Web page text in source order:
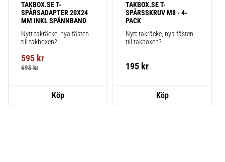
TAKBOX.SE T-
SPÅRSADAPTER 20X24
MM INKL SPÄNNBAND
Nytt takräcke, nya fästen
till takboxen?
595 kr
695kr
TAKBOX.SE T-
SPÅRSSKRUV M8 - 4-
PACK
Nytt takräcke, nya fästen
till takboxen?
195 kr